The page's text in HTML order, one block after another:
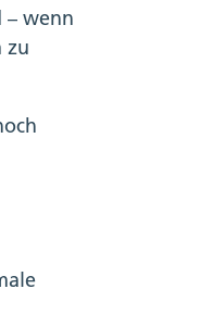
– wenn
zu